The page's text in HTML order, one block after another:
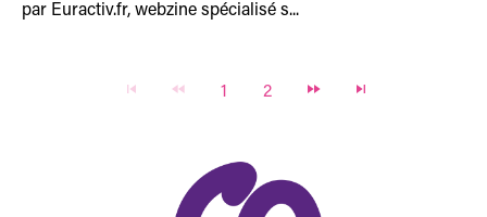
par Euractiv.fr, webzine spécialisé s...
1 2